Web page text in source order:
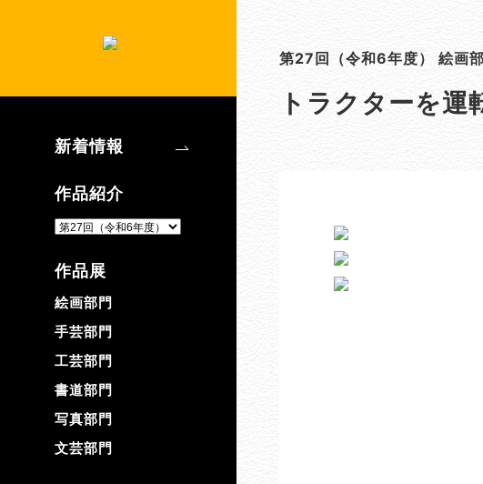
新着情報
作品紹介
作品展
絵画部門
手芸部門
工芸部門
書道部門
写真部門
文芸部門
第27回（令和6年度） 絵画
トラクターを運